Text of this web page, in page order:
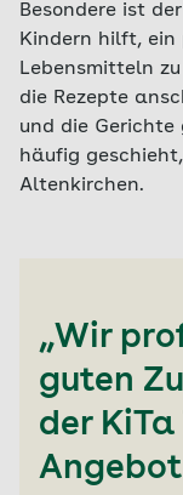
Besondere ist
Kindern hilft, ein
Lebensmitteln
die Rezepte
und die Gerichte
häufig
Altenkirchen.
„Wir
guten
der